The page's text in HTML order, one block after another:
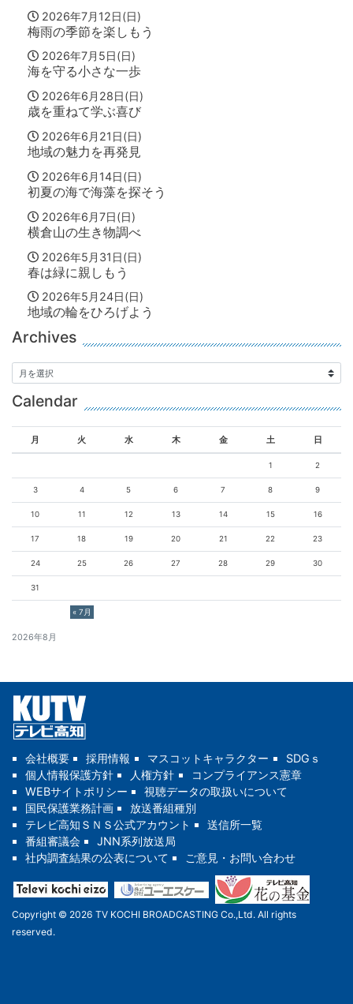
2026年7月12日(日)
梅雨の季節を楽しもう
2026年7月5日(日)
海を守る小さな一歩
2026年6月28日(日)
歳を重ねて学ぶ喜び
2026年6月21日(日)
地域の魅力を再発見
2026年6月14日(日)
初夏の海で海藻を探そう
2026年6月7日(日)
横倉山の生き物調べ
2026年5月31日(日)
春は緑に親しもう
2026年5月24日(日)
地域の輪をひろげよう
Archives
Calendar
2026年8月
月 火 水 木 金 土 日
« 7月
1 2
3 4 5 6 7 8 9
10 11 12 13 14 15 16
17 18 19 20 21 22 23
24 25 26 27 28 29 30
31
会社概要 採用情報 マスコットキャラクター
SDGｓ
個人情報保護方針
人権方針
コンプライアンス憲章
WEBサイトポリシー
視聴データの取扱いについて
国民保護業務計画
放送番組種別
テレビ高知ＳＮＳ公式アカウント
送信所一覧
番組審議会
JNN系列放送局
社内調査結果の公表について
ご意見・お問い合わせ
Copyright © 2026 TV KOCHI BROADCASTING Co.,Ltd. All rights
reserved.